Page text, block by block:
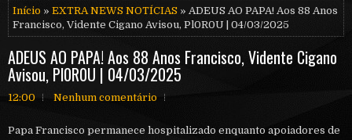
Início » EXTRA NEWS NOTÍCIAS » ADEUS AO PAPA! Aos 88 Anos
Francisco, Vidente Cigano Avisou, Pl0R0U | 04/03/2025
ADEUS AO PAPA! Aos 88 Anos Francisco, Vidente Cigano
Avisou, Pl0R0U | 04/03/2025
12:00 Nenhum comentário
Papa Francisco permanece hospitalizado enquanto apoiadores de